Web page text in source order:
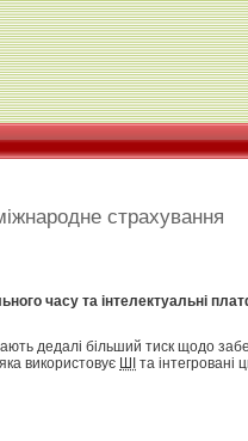
страхування
часу та інтелектуальні
дедалі більший тиск щодо
використовує ШІ та інтегровані